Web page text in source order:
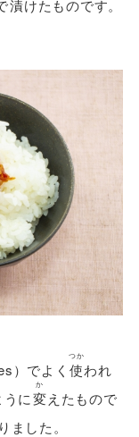
漬けたものです。
）でよく 使
つか
われ
うに変
か
えたもので
ました。